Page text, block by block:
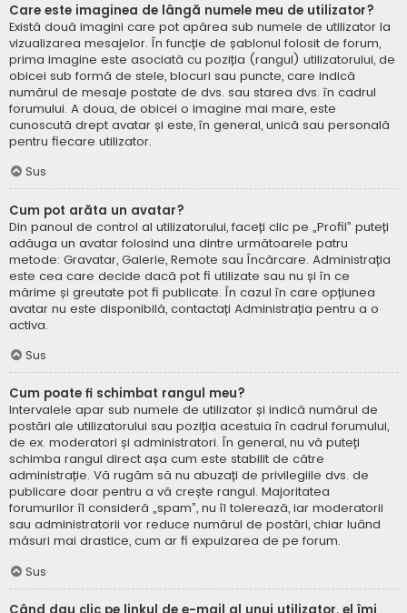
Care este imaginea de lângă numele meu de utilizator?
Există două imagini care pot apărea sub numele de utilizator la
vizualizarea mesajelor. În funcție de șablonul folosit de forum,
prima imagine este asociată cu poziția (rangul) utilizatorului, de
obicei sub formă de stele, blocuri sau puncte, care indică
numărul de mesaje postate de dvs. sau starea dvs. în cadrul
forumului. A doua, de obicei o imagine mai mare, este
cunoscută drept avatar și este, în general, unică sau personală
pentru fiecare utilizator.
Sus
Cum pot arăta un avatar?
Din panoul de control al utilizatorului, faceți clic pe „Profil” puteți
adăuga un avatar folosind una dintre următoarele patru
metode: Gravatar, Galerie, Remote sau Încărcare. Administrația
este cea care decide dacă pot fi utilizate sau nu și în ce
mărime și greutate pot fi publicate. În cazul în care opțiunea
avatar nu este disponibilă, contactați Administrația pentru a o
activa.
Sus
Cum poate fi schimbat rangul meu?
Intervalele apar sub numele de utilizator și indică numărul de
postări ale utilizatorului sau poziția acestuia în cadrul forumului,
de ex. moderatori și administratori. În general, nu vă puteți
schimba rangul direct așa cum este stabilit de către
administrație. Vă rugăm să nu abuzați de privilegiile dvs. de
publicare doar pentru a vă crește rangul. Majoritatea
forumurilor îl consideră „spam”, nu îl tolerează, iar moderatorii
sau administratorii vor reduce numărul de postări, chiar luând
măsuri mai drastice, cum ar fi expulzarea de pe forum.
Sus